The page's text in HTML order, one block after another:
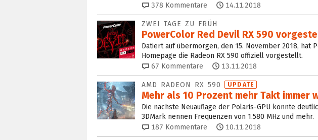
378 Kommentare 14.11.2018
ZWEI TAGE ZU FRÜH
PowerColor Red Devil RX 590
Datiert auf übermorgen, den 15. November 2018, hat
Homepage die Radeon RX 590 offiziell vorgestellt.
67 Kommentare 13.11.2018
AMD RADEON RX 590 UPDATE
Mehr als 10 Prozent mehr Takt immer
Die nächste Neuauflage der Polaris-GPU könnte
3DMark nennen Frequenzen von 1.580 MHz und mehr.
187 Kommentare 10.11.2018